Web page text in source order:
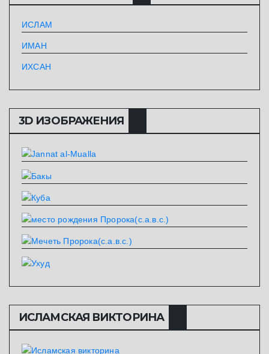
ИСЛАМ
ИМАН
ИХСАН
3D ИЗОБРАЖЕНИЯ
ИСЛАМСКАЯ ВИКТОРИНА